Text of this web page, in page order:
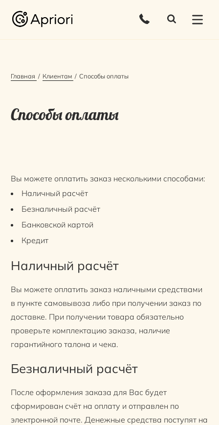
Главная Клиентам Способы оплаты
Способы оплаты
Вы можете оплатить заказ несколькими способами:
Наличный расчёт
Безналичный расчёт
Банковской картой
Кредит
Наличный расчёт
Вы можете оплатить заказ наличными средствами
в пункте самовывоза либо при получении заказ по
доставке. При получении товара обязательно
проверьте комплектацию заказа, наличие
гарантийного талона и чека.
Безналичный расчёт
После оформления заказа для Вас будет
сформирован счёт на оплату и отправлен по
электронной почте. Денежные средства поступят на